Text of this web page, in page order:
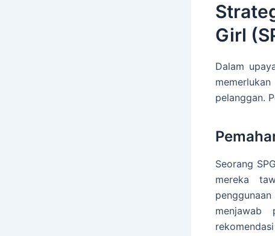
Girl
Dalam
pelanggan.
Seorang
mereka
menjawab